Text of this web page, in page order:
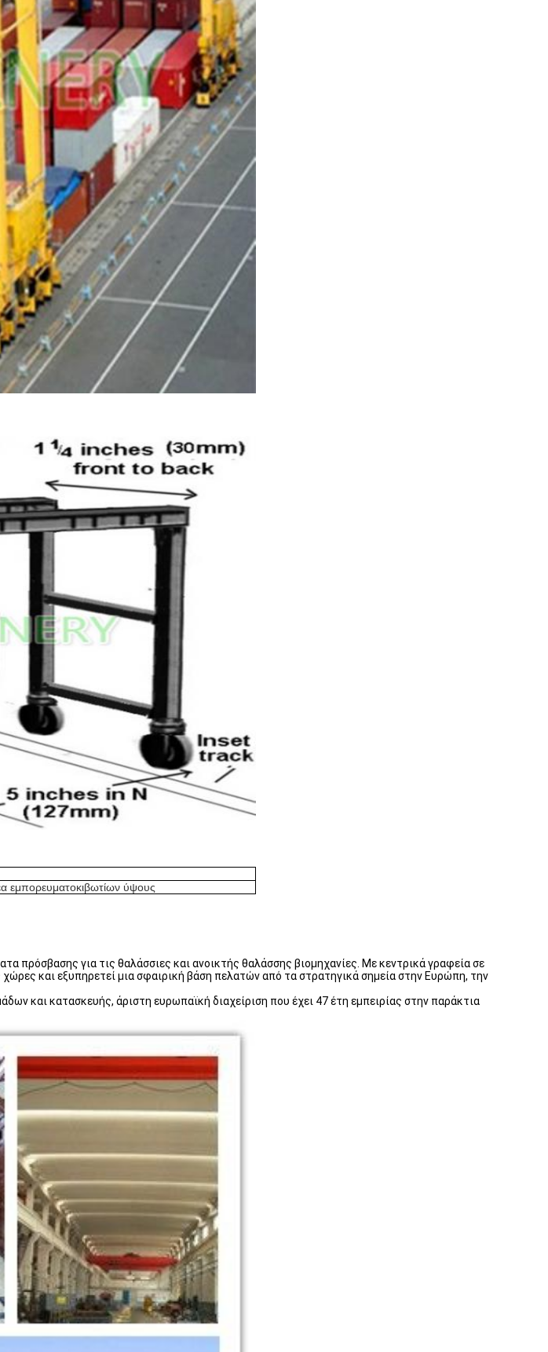
εμπορευματοκιβωτίων ύψους
πρόσβασης για τις θαλάσσιες και ανοικτής θαλάσσης βιομηχανίες. Με κεντρικά γραφεία σε
και εξυπηρετεί μια σφαιρική βάση πελατών από τα στρατηγικά σημεία στην Ευρώπη, την
και κατασκευής, άριστη ευρωπαϊκή διαχείριση που έχει 47 έτη εμπειρίας στην παράκτια